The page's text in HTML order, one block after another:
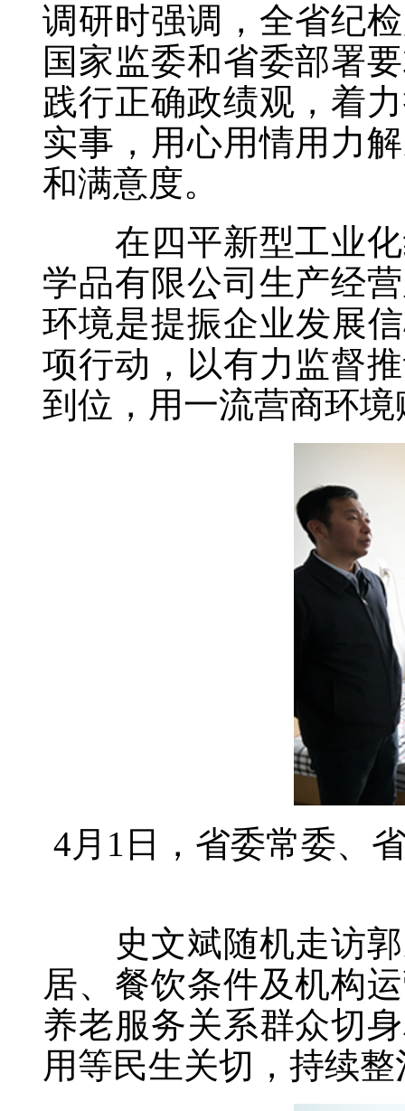
调研时强调，全省纪
国家监委和省委部署
践行正确政绩观，着
实事，用心用情用力
和满意度。
在四平新型工业化
学品有限公司生产经
环境是提振企业发展
项行动，以有力监督
到位，用一流营商环
4月1日，省委常委、
史文斌随机走访郭
居、餐饮条件及机构
养老服务关系群众切
用等民生关切，持续